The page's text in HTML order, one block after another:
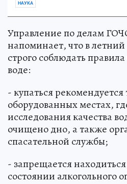
НАУКА
Управление по делам
напоминает, что в
строго соблюдать
воде:
- купаться
оборудованных местах,
исследования качества
очищено дно, а также
спасательной службы;
- запрещается
состоянии алкогольного